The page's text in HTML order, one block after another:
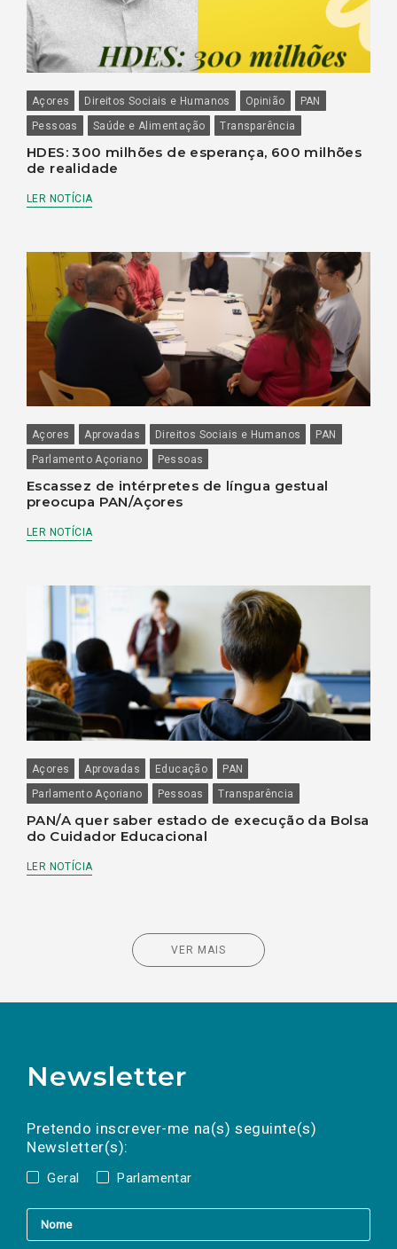
Açores Direitos Sociais e Humanos Opinião
PAN
Pessoas
Saúde e Alimentação Transparência
HDES: 300 milhões de esperança, 600 milhões
de realidade
LER NOTÍCIA
Açores Aprovadas Direitos Sociais e Humanos
PAN
Parlamento Açoriano
Pessoas
Escassez de intérpretes de língua gestual
preocupa PAN/Açores
LER NOTÍCIA
Açores Aprovadas Educação
PAN
Parlamento Açoriano
Pessoas Transparência
PAN/A quer saber estado de execução da Bolsa
do Cuidador Educacional
LER NOTÍCIA
VER MAIS
Newsletter
Pretendo inscrever-me na(s) seguinte(s)
Newsletter(s):
Geral Parlamentar
a(s) newsletter(s).
mail